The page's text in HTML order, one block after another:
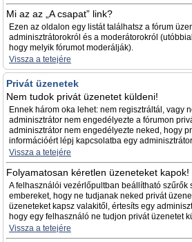
Mi az az „A csapat” link?
Ezen az oldalon egy listát találhatsz a fórum
adminisztrátorokról és a moderátorokról
hogy melyik fórumot moderálják).
Vissza a tetejére
Privát üzenetek
Nem tudok privát üzenetet küldeni!
Ennek három oka lehet: nem regisztráltál, vagy
adminisztrátor nem engedélyezte a fórumon
adminisztrátor nem engedélyezte neked, hogy
információért lépj kapcsolatba egy
Vissza a tetejére
Folyamatosan kéretlen üzeneteket kapok!
A felhasználói vezérlőpultban beállítható szűrők
embereket, hogy ne tudjanak neked privát
üzeneteket kapsz valakitől, értesíts egy
hogy egy felhasználó ne tudjon privát üzenetet
Vissza a tetejére